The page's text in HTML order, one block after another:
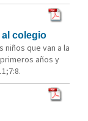
colegio
niños que van a la
años y